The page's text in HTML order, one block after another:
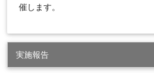
催します。
実施報告